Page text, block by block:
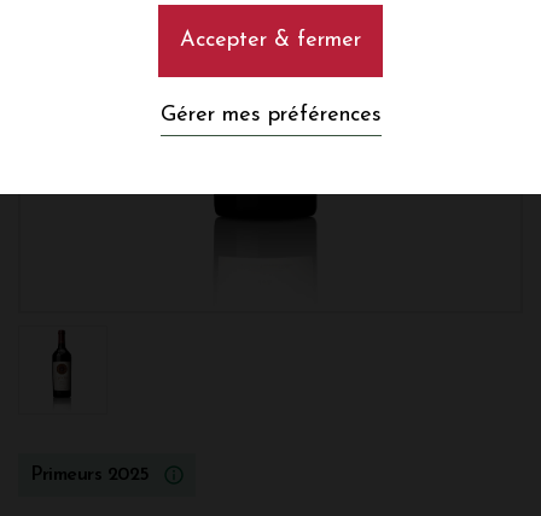
Accepter & fermer
Gérer mes préférences
Primeurs 2025